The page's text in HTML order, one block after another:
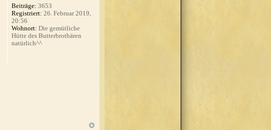
Beiträge: 3653
Registriert: 26. Februar 2019,
20:56
Wohnort: Die gemütliche
Hütte des Butterbrotbären
natürlich^^